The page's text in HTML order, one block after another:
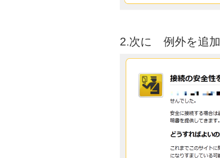
2.次に 例外を追